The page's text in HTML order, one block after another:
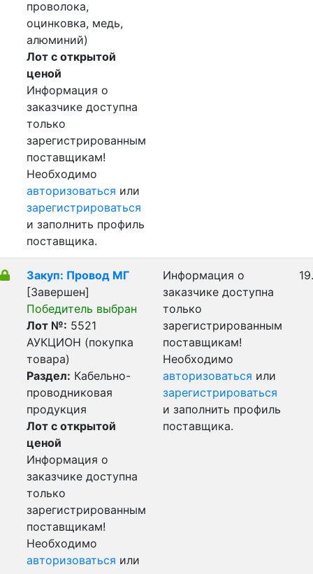
проволока,
оцинковка, медь,
алюминий)
Лот с открытой
ценой
Информация о
заказчике доступна
только
зарегистрированным
поставщикам!
Необходимо
авторизоваться или
зарегистрироваться
и заполнить профиль
поставщика.
Закуп: Провод МГ
[Завершен]
Победитель выбран
Лот №: 5521
АУКЦИОН (покупка
товара)
Раздел: Кабельно-
проводниковая
продукция
Лот с открытой
ценой
Информация о
заказчике доступна
только
зарегистрированным
поставщикам!
Необходимо
авторизоваться или
Информация о
заказчике доступна
только
зарегистрированным
поставщикам!
Необходимо
авторизоваться или
зарегистрироваться
и заполнить профиль
поставщика.